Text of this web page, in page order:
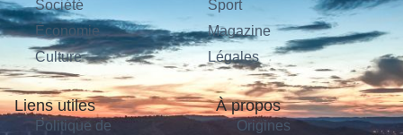
Société
Économie
Culture
Sport
Magazine
Légales
Liens utiles
Politique de
À propos
Origines